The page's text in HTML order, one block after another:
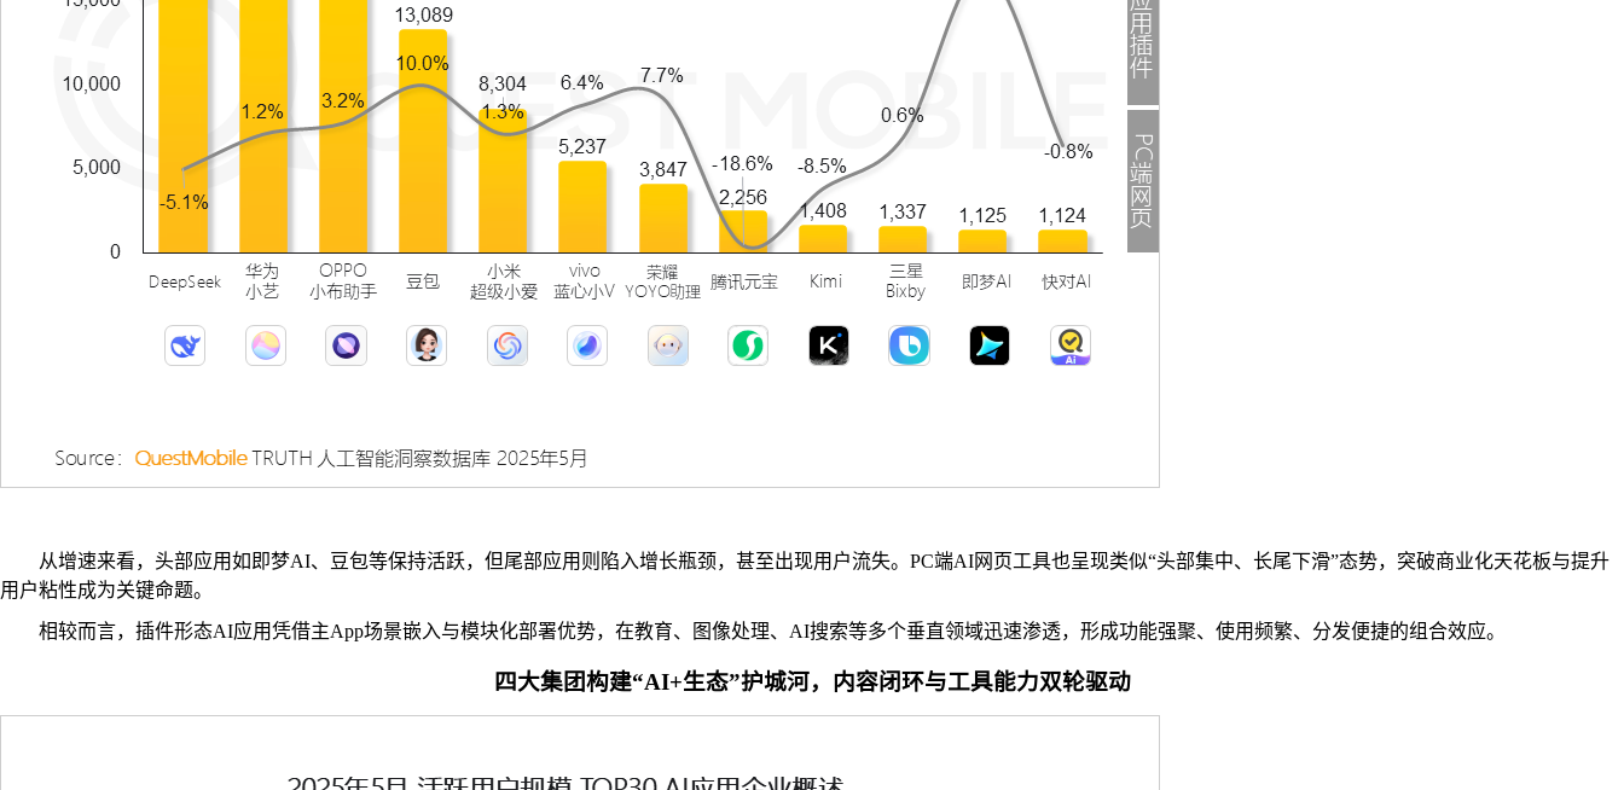
从增速来看，头部应用如即梦AI、豆包等保持活跃，但尾部应用则陷入增长瓶颈，甚至出现用户流失。PC端AI网页工具也呈现类似“头部集中、长尾下滑”态势，突破商业化天花板与提升
用户粘性成为关键命题。
相较而言，插件形态AI应用凭借主App场景嵌入与模块化部署优势，在教育、图像处理、AI搜索等多个垂直领域迅速渗透，形成功能强聚、使用频繁、分发便捷的组合效应。
四大集团构建“AI+生态”护城河，内容闭环与工具能力双轮驱动